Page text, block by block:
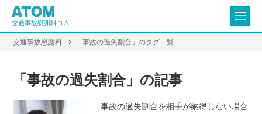
交通事故慰謝料コム
交通事故慰謝料 「事故の過失割合」のタグ一覧
「事故の過失割合」の記事
事故の過失割合を相手が納得しない場合